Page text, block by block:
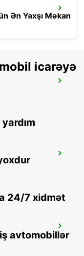
Ən Yaxşı Məkan
icarəyə
24/7 xidmət
avtomobillər